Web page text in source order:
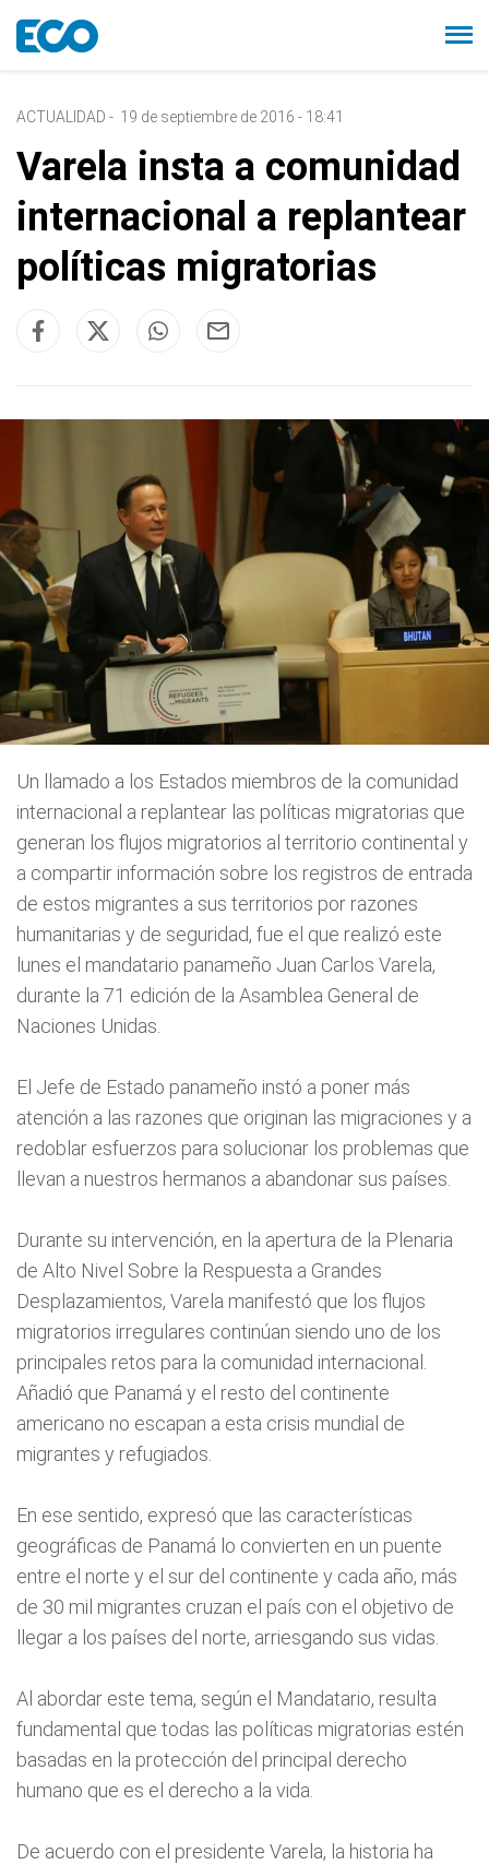
ACTUALIDAD - 19 de septiembre de 2016 - 18:41
Varela insta a comunidad
internacional a replantear
políticas migratorias
Un llamado a los Estados miembros de la comunidad
internacional a replantear las políticas migratorias que
generan los flujos migratorios al territorio continental y
a compartir información sobre los registros de entrada
de estos migrantes a sus territorios por razones
humanitarias y de seguridad, fue el que realizó este
lunes el mandatario panameño Juan Carlos Varela,
durante la 71 edición de la Asamblea General de
Naciones Unidas.
El Jefe de Estado panameño instó a poner más
atención a las razones que originan las migraciones y a
redoblar esfuerzos para solucionar los problemas que
llevan a nuestros hermanos a abandonar sus países.
Durante su intervención, en la apertura de la Plenaria
de Alto Nivel Sobre la Respuesta a Grandes
Desplazamientos, Varela manifestó que los flujos
migratorios irregulares continúan siendo uno de los
principales retos para la comunidad internacional.
Añadió que Panamá y el resto del continente
americano no escapan a esta crisis mundial de
migrantes y refugiados.
En ese sentido, expresó que las características
geográficas de Panamá lo convierten en un puente
entre el norte y el sur del continente y cada año, más
de 30 mil migrantes cruzan el país con el objetivo de
llegar a los países del norte, arriesgando sus vidas.
Al abordar este tema, según el Mandatario, resulta
fundamental que todas las políticas migratorias estén
basadas en la protección del principal derecho
humano que es el derecho a la vida.
De acuerdo con el presidente Varela, la historia ha